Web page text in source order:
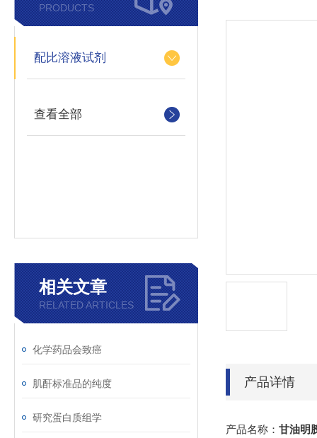
PRODUCTS
配比溶液试剂
查看全部
相关文章
RELATED ARTICLES
化学药品会致癌
肌酐标准品的纯度
研究蛋白质组学
产品详情
产品名称： 甘油明